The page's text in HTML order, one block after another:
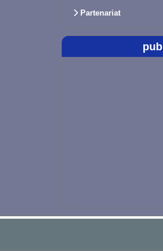
Partenariat
pub